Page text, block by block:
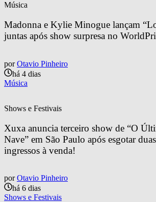
Música
Madonna e Kylie Minogue lançam
juntas após show surpresa no
por Otavio Pinheiro
há 4 dias
Música
Shows e Festivais
Xuxa anuncia terceiro show de “O
Nave” em São Paulo após esgotar
ingressos à venda!
por Otavio Pinheiro
há 6 dias
Shows e Festivais